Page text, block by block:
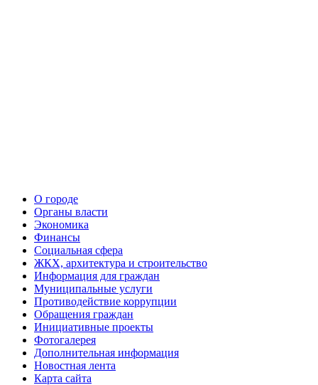
О городе
Органы власти
Экономика
Финансы
Социальная сфера
ЖКХ, архитектура и строительство
Информация для граждан
Муниципальные услуги
Противодействие коррупции
Обращения граждан
Инициативные проекты
Фотогалерея
Дополнительная информация
Новостная лента
Карта сайта